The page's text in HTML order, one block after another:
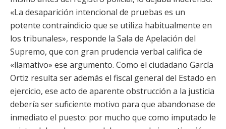
«La desaparición intencional de pruebas es un
potente contraindicio que se utiliza habitualmente en
los tribunales», responde la Sala de Apelación del
Supremo, que con gran prudencia verbal califica de
«llamativo» ese argumento. Como el ciudadano García
Ortiz resulta ser además el fiscal general del Estado en
ejercicio, ese acto de aparente obstrucción a la justicia
debería ser suficiente motivo para que abandonase de
inmediato el puesto: por mucho que como imputado le